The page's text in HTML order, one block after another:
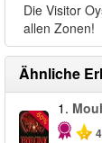
Die Visitor
allen Zonen!
Ähnliche
-50%
1.